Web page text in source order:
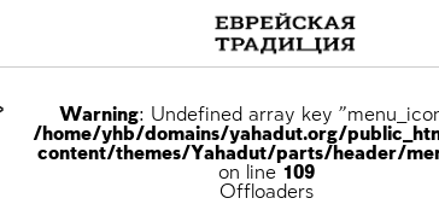
Warning: Undefined array key
/home/yhb/domains/yahadut.org/
content/themes/Yahadut/parts/header/
on line 109
Offloaders